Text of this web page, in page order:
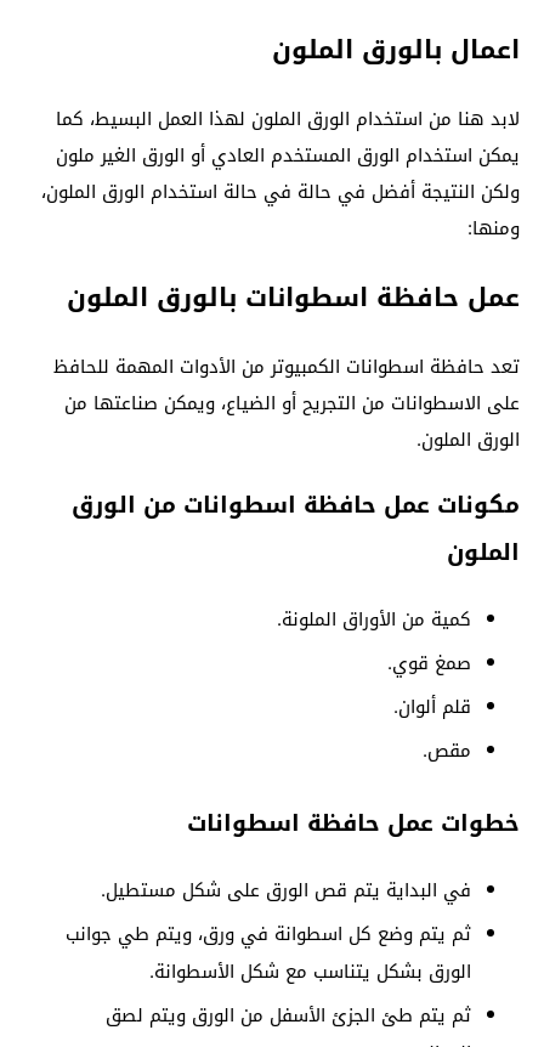
اعمال بالورق الملون
لابد هنا من استخدام الورق الملون لهذا العمل البسيط، كما
يمكن استخدام الورق المستخدم العادي أو الورق الغير ملون
ولكن النتيجة أفضل في حالة في حالة استخدام الورق الملون،
ومنها:
عمل حافظة اسطوانات بالورق الملون
تعد حافظة اسطوانات الكمبيوتر من الأدوات المهمة للحافظ
على الاسطوانات من التجريح أو الضياع، ويمكن صناعتها من
الورق الملون.
مكونات عمل حافظة اسطوانات من الورق
الملون
كمية من الأوراق الملونة.
صمغ قوي.
قلم ألوان.
مقص.
خطوات عمل حافظة اسطوانات
في البداية يتم قص الورق على شكل مستطيل.
ثم يتم وضع كل اسطوانة في ورق، ويتم طي جوانب
الورق بشكل يتناسب مع شكل الأسطوانة.
ثم يتم طئ الجزئ الأسفل من الورق ويتم لصق